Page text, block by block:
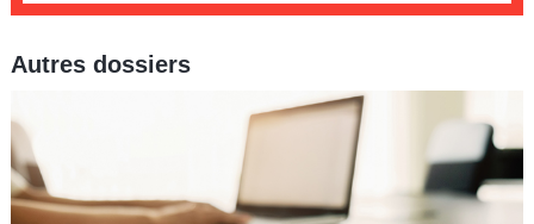
Autres dossiers